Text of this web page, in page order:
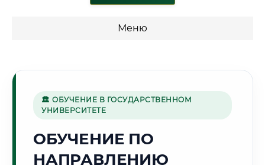
Меню
специальности"
Стоимость по программам обучения "Судебная экспертиза"
Стоимость по программам обучения "Экспертиза"
🏛 ОБУЧЕНИЕ В ГОСУДАРСТВЕННОМ
УНИВЕРСИТЕТЕ
ОБУЧЕНИЕ ПО
НАПРАВЛЕНИЮ